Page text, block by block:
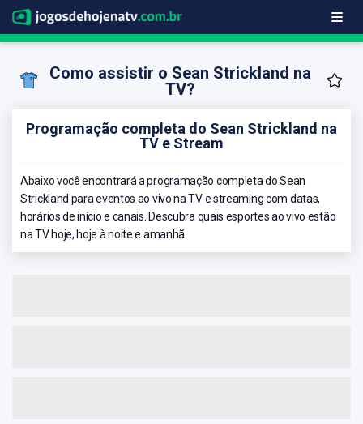
Como assistir o Sean Strickland na
TV?
Programação completa do Sean Strickland na
TV e Stream
Abaixo você encontrará a programação completa do Sean
Strickland para eventos ao vivo na TV e streaming com datas,
horários de início e canais. Descubra quais esportes ao vivo estão
na TV hoje, hoje à noite e amanhã.